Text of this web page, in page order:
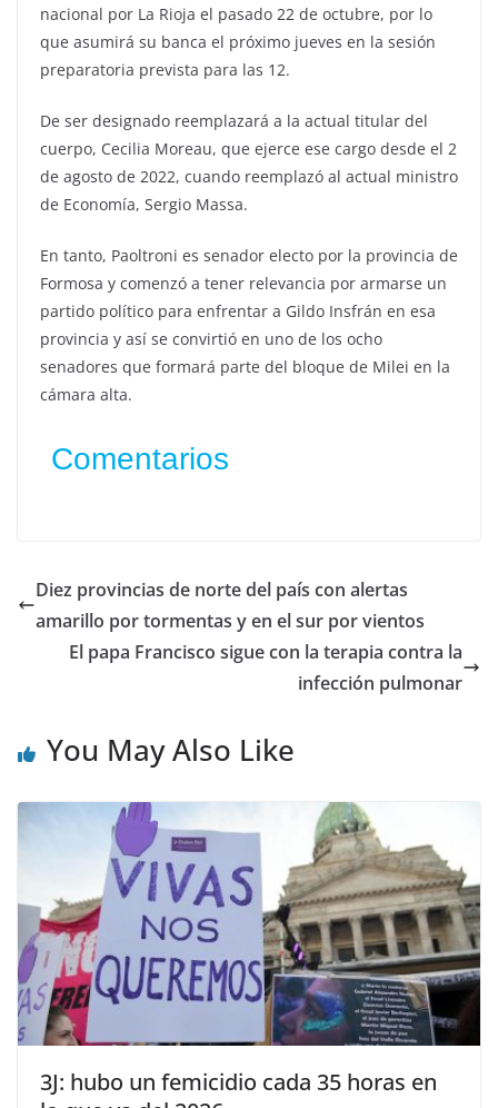
nacional por La Rioja el pasado 22 de octubre, por lo
que asumirá su banca el próximo jueves en la sesión
preparatoria prevista para las 12.
De ser designado reemplazará a la actual titular del
cuerpo, Cecilia Moreau, que ejerce ese cargo desde el 2
de agosto de 2022, cuando reemplazó al actual ministro
de Economía, Sergio Massa.
En tanto, Paoltroni es senador electo por la provincia de
Formosa y comenzó a tener relevancia por armarse un
partido político para enfrentar a Gildo Insfrán en esa
provincia y así se convirtió en uno de los ocho
senadores que formará parte del bloque de Milei en la
cámara alta.
Comentarios
Diez provincias de norte del país con alertas
amarillo por tormentas y en el sur por vientos
El papa Francisco sigue con la terapia contra la
infección pulmonar
You May Also Like
3J: hubo un femicidio cada 35 horas en